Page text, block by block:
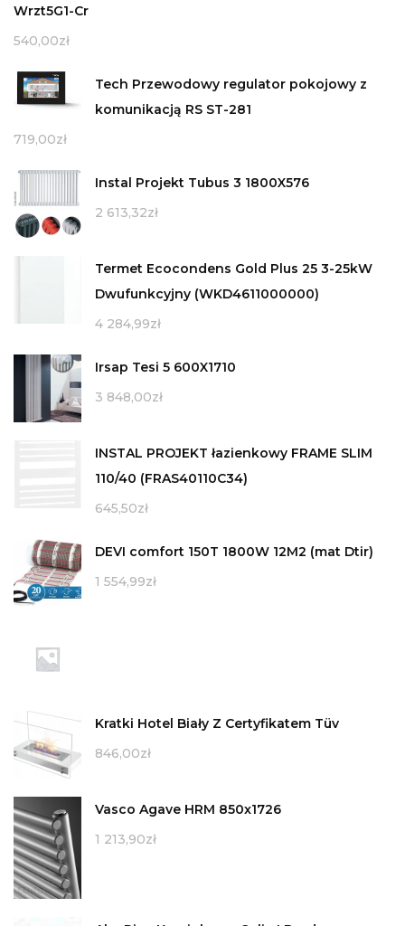
Wrzt5G1-Cr
540,00zł
Tech Przewodowy regulator pokojowy z
komunikacją RS ST-281
719,00zł
Instal Projekt Tubus 3 1800X576
2 613,32zł
Termet Ecocondens Gold Plus 25 3-25kW
Dwufunkcyjny (WKD4611000000)
4 284,99zł
Irsap Tesi 5 600X1710
3 848,00zł
INSTAL PROJEKT łazienkowy FRAME SLIM
110/40 (FRAS40110C34)
645,50zł
DEVI comfort 150T 1800W 12M2 (mat Dtir)
1 554,99zł
Kratki Hotel Biały Z Certyfikatem Tüv
846,00zł
Vasco Agave HRM 850x1726
1 213,90zł